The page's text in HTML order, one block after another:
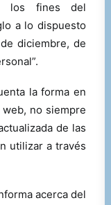
los fines del
a lo dispuesto
diciembre, de
la forma en
no siempre
de las
utilizar a través
acerca del